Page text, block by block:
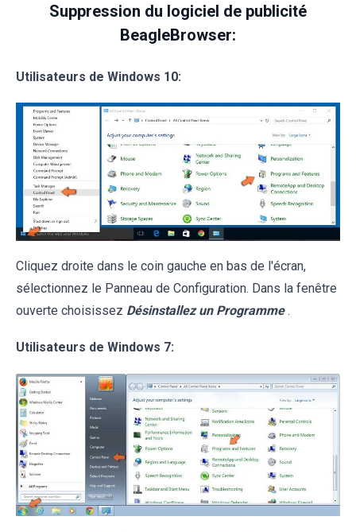
Suppression du logiciel de publicité
BeagleBrowser:
Utilisateurs de Windows 10:
Cliquez droite dans le coin gauche en bas de l'écran,
sélectionnez le Panneau de Configuration. Dans la fenêtre
ouverte choisissez Désinstallez un Programme .
Utilisateurs de Windows 7: